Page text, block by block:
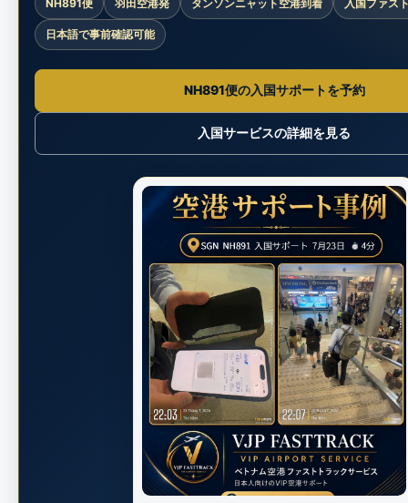
NH891便 羽田空港発 タンソンニャット空港到着 入国ファス
日本語で事前確認可能
NH891便の入国サポートを予約
入国サービスの詳細を見る